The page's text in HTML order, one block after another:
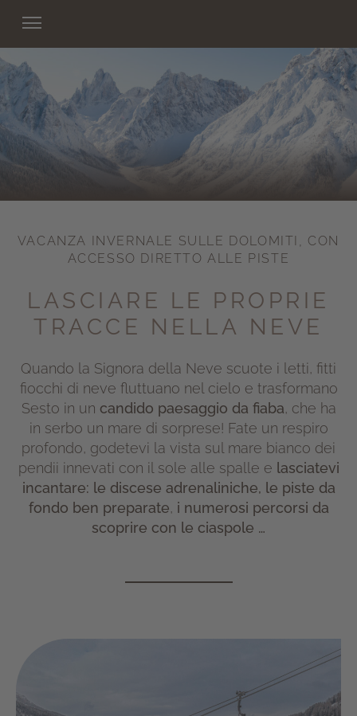
VACANZA INVERNALE SULLE DOLOMITI, CON
ACCESSO DIRETTO ALLE PISTE
LASCIARE LE PROPRIE
TRACCE NELLA NEVE
Quando la Signora della Neve scuote i letti, fitti
fiocchi di neve fluttuano nel cielo e trasformano
Sesto in un candido paesaggio da fiaba, che ha
in serbo un mare di sorprese! Fate un respiro
profondo, godetevi la vista sul mare bianco dei
pendii innevati con il sole alle spalle e lasciatevi
incantare: le discese adrenaliniche, le piste da
fondo ben preparate, i numerosi percorsi da
scoprire con le ciaspole …